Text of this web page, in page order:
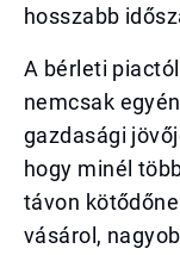
hosszabb
A bérleti
nemcsak
gazdasági
hogy minél
távon
vásárol,